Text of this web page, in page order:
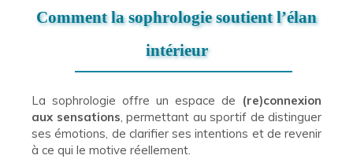
Comment la sophrologie soutient l’élan
intérieur
La sophrologie offre un espace de (re)connexion
aux sensations, permettant au sportif de distinguer
ses émotions, de clarifier ses intentions et de revenir
à ce qui le motive réellement.